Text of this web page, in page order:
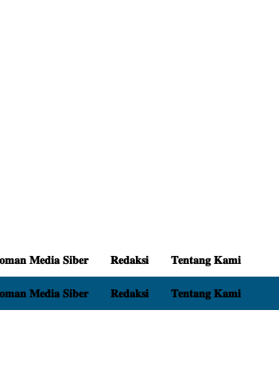
𝐌𝐞𝐝𝐢𝐚 𝐒𝐢𝐛𝐞𝐫 𝐑𝐞𝐝𝐚𝐤𝐬𝐢 𝐓𝐞𝐧𝐭𝐚𝐧𝐠 𝐊𝐚𝐦𝐢
𝐌𝐞𝐝𝐢𝐚 𝐒𝐢𝐛𝐞𝐫 𝐑𝐞𝐝𝐚𝐤𝐬𝐢 𝐓𝐞𝐧𝐭𝐚𝐧𝐠 𝐊𝐚𝐦𝐢